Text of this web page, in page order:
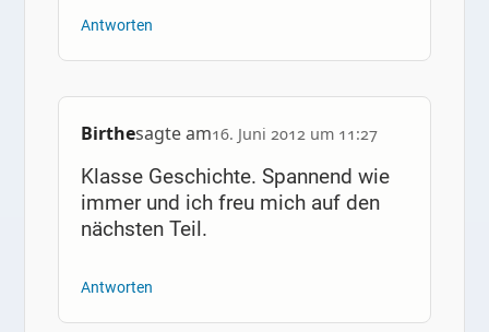
Antworten
Birthesagte am16. Juni 2012 um 11:27
Klasse Geschichte. Spannend wie
immer und ich freu mich auf den
nächsten Teil.
Antworten